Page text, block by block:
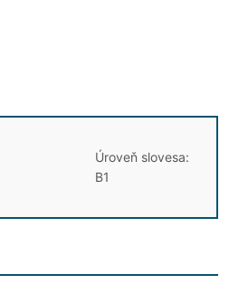
Úroveň slovesa:
B1